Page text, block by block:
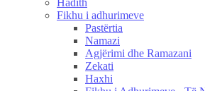
Hadith
Fikhu i adhurimeve
Pastërtia
Namazi
Agjërimi dhe Ramazani
Zekati
Haxhi